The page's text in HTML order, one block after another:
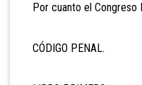
Por cuanto el Congreso
CÓDIGO PENAL.